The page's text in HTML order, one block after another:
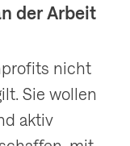
der Arbeit
nicht
Sie wollen
aktiv